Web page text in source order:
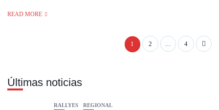
READ MORE
1 2 … 4
Últimas noticias
RALLYES REGIONAL